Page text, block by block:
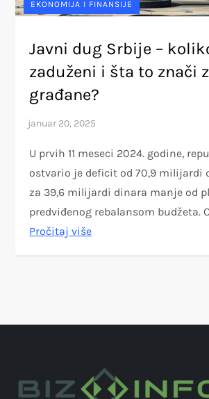
EKONOMIJA I FINANSIJE
Javni dug Srbije –
zaduženi i šta to znači
građane?
U prvih 11 meseci 2024. godine,
ostvario je deficit od 70,9 milijardi
za 39,6 milijardi dinara manje od
predviđenog rebalansom budžeta.
Pročitaj više